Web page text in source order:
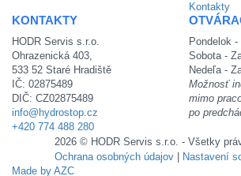
Kontakty
KONTAKTY
HODR Servis s.r.o.
Ohrazenická 403,
533 52 Staré Hradiště
IČ: 02875489
DIČ: CZ02875489
info@hydrostop.cz
+420 774 488 280
Pondelok
Sobota -
Nedeľa -
Možnosť
mimo
po
2026 © HODR Servis s.r.o. - Všetky
Ochrana osobných údajov
Nastavení
Made by AZC